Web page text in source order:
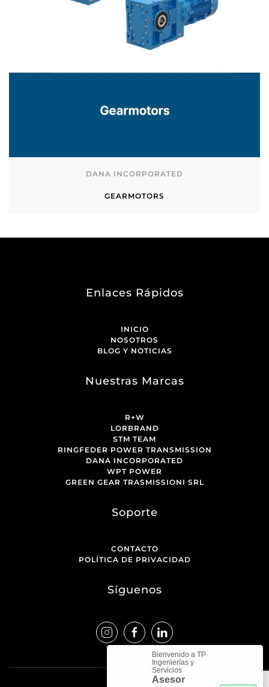
DANA INCORPORATED
GEARMOTORS
Enlaces Rápidos
INICIO
NOSOTROS
BLOG Y NOTICIAS
Nuestras Marcas
R+W
LORBRAND
STM TEAM
RINGFEDER POWER TRANSMISSION
DANA INCORPORATED
WPT POWER
GREEN GEAR TRASMISSIONI SRL
Soporte
CONTACTO
POLÍTICA DE PRIVACIDAD
Síguenos
Bienvenido a TP
Ingenierías y
Servicios
Asesor